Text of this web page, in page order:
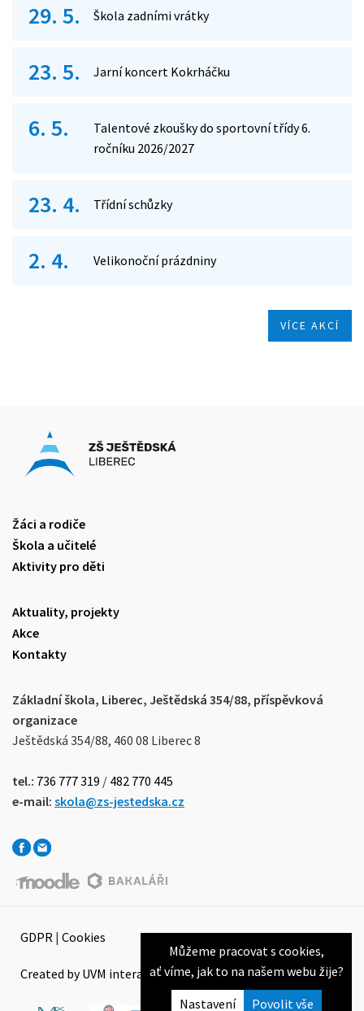
Můžeme pracovat s cookies,
ať víme, jak to na našem webu žije?
Nastavení
29. 5. Škola zadními vrátky
23. 5. Jarní koncert Kokrháčku
6. 5.
Talentové zkoušky do sportovní třídy 6.
ročníku 2026/2027
23. 4. Třídní schůzky
2. 4. Velikonoční prázdniny
VÍCE AKCÍ
Žáci a rodiče
Škola a učitelé
Aktivity pro děti
Aktuality, projekty
Akce
Kontakty
Základní škola, Liberec, Ještědská 354/88, příspěvková
organizace
Ještědská 354/88, 460 08 Liberec 8
tel.: 736 777 319 / 482 770 445
e-mail: skola@zs-jestedska.cz
GDPR | Cookies
Created by UVM interactive